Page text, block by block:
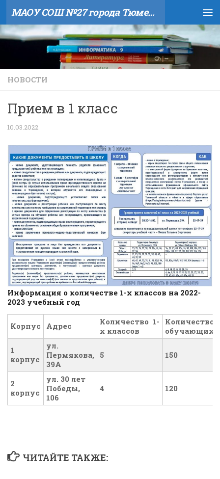
Skip to content МАОУ СОШ №27 города Тюмени
НОВОСТИ
Прием в 1 класс
10.03.2022
Информация о количестве 1-х классов на 2022-
2023 учебный год
Корпус Адрес Количество 1-
х классов
Количество
1
корпус
ул.
Пермякова,
39А
5 150
2
корпус
ул. 30 лет
Победы,
106
4 120
ЧИТАЙТЕ ТАКЖЕ: